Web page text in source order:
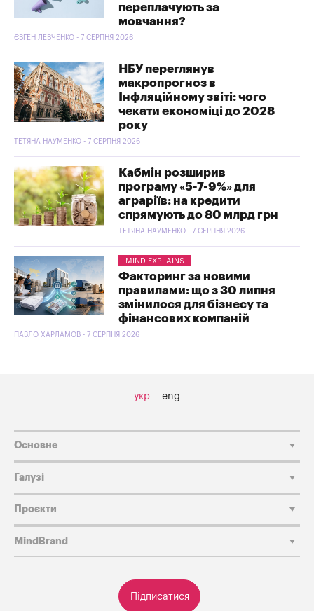
переплачують за
мовчання?
ЄВГЕН ЛЕВЧЕНКО - 7 СЕРПНЯ 2026
НБУ переглянув
макропрогноз в
Інфляційному звіті: чого
чекати економіці до 2028
року
ТЕТЯНА НАУМЕНКО - 7 СЕРПНЯ 2026
Кабмін розширив
програму «5-7-9%» для
аграріїв: на кредити
спрямують до 80 млрд грн
ТЕТЯНА НАУМЕНКО - 7 СЕРПНЯ 2026
MIND EXPLAINS
Факторинг за новими
правилами: що з 30 липня
змінилося для бізнесу та
фінансових компаній
ПАВЛО ХАРЛАМОВ - 7 СЕРПНЯ 2026
укр eng
Підписатися
Основне
Галузі
Проєкти
MindBrand